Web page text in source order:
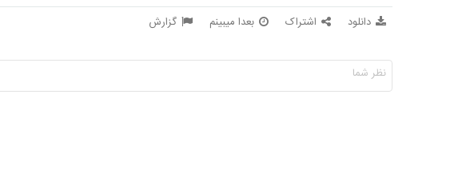
دانلود اشتراک بعدا میبینم گزارش